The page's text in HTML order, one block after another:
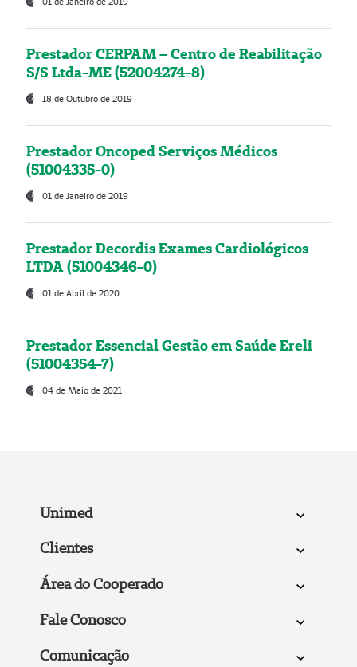
Prestador CERPAM – Centro de Reabilitação
S/S Ltda-ME (52004274-8)
18 de Outubro de 2019
Prestador Oncoped Serviços Médicos
(51004335-0)
01 de Janeiro de 2019
Prestador Decordis Exames Cardiológicos
LTDA (51004346-0)
01 de Abril de 2020
Prestador Essencial Gestão em Saúde Ereli
(51004354-7)
04 de Maio de 2021
Unimed
Clientes
Área do Cooperado
Fale Conosco
Comunicação